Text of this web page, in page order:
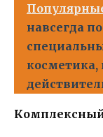
навсегда
косметика,